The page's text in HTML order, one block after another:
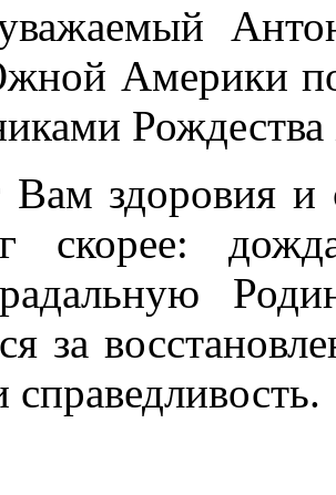
Америки
Вам здоровия и
скорее:
за
спра­ведливость.